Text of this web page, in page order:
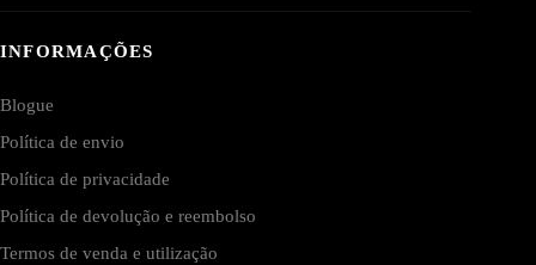
INFORMAÇÕES
Blogue
Política de envio
Política de privacidade
Política de devolução e reembolso
Termos de venda e utilização